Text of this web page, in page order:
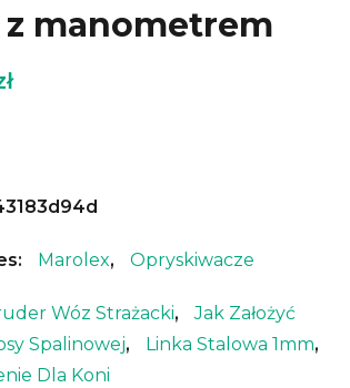
z manometrem
Marolex, Opryskiwacze
Wóz Strażacki,
Jak Założyć
Spalinowej, Linka Stalowa 1mm,
Dla Koni